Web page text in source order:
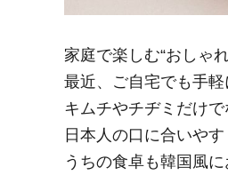
家庭で楽しむ“おしゃ
最近、ご自宅でも手
キムチやチヂミだけ
日本人の口に合いや
うちの食卓も韓国風